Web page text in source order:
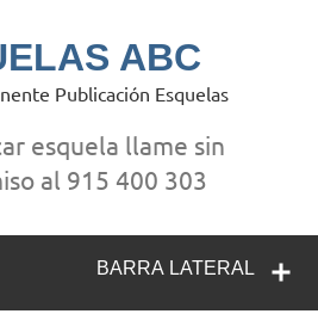
ABC
Publicación Esquelas
esquela llame sin
al 915 400 303
BARRA LATERAL